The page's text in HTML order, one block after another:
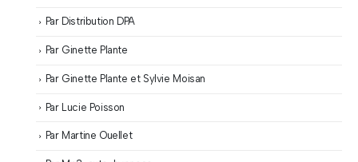
Par Distribution DPA
Par Ginette Plante
Par Ginette Plante et Sylvie Moisan
Par Lucie Poisson
Par Martine Ouellet